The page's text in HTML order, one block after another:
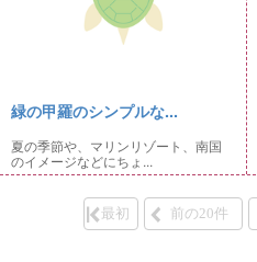
緑の甲羅のシンプルな...
夏の季節や、マリンリゾート、南国
のイメージなどにちょ...
最初 前の20件